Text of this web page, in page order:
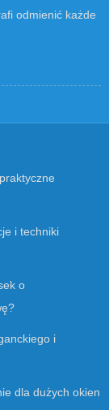
odmienić każde
i techniki
o
i
dla dużych okien